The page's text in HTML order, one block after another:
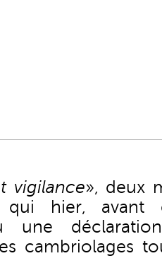
vigilance», deux
qui hier, avant
une
cambriolages